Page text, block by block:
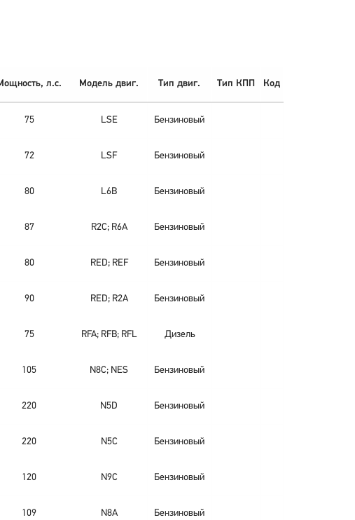
л.с. Модель двиг. Тип двиг. Тип КПП Код
75 LSE Бензиновый
72 LSF Бензиновый
80 L6B Бензиновый
87 R2C; R6A Бензиновый
80 RED; REF Бензиновый
90 RED; R2A Бензиновый
75 RFA; RFB; RFL Дизель
105 N8C; NES Бензиновый
220 N5D Бензиновый
220 N5C Бензиновый
120 N9C Бензиновый
109 N8A Бензиновый